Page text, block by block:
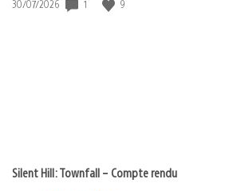
Date
30/07/2026 1 9
Silent Hill: Townfall – Compte rendu